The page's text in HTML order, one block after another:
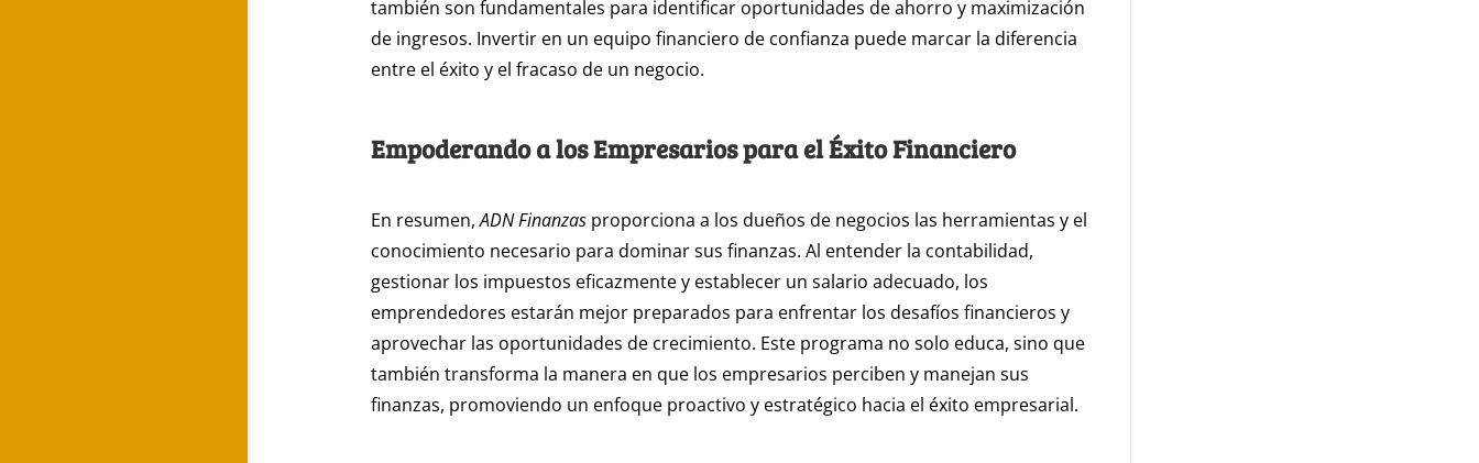
también son fundamentales para identificar oportunidades de ahorro y maximización
de ingresos. Invertir en un equipo financiero de confianza puede marcar la diferencia
entre el éxito y el fracaso de un negocio.
Empoderando a los Empresarios para el Éxito Financiero
En resumen,ADN Finanzasproporciona a los dueños de negocios las herramientas y el
conocimiento necesario para dominar sus finanzas. Al entender la contabilidad,
gestionar los impuestos eficazmente y establecer un salario adecuado, los
emprendedores estarán mejor preparados para enfrentar los desafíos financieros y
aprovechar las oportunidades de crecimiento. Este programa no solo educa, sino que
también transforma la manera en que los empresarios perciben y manejan sus
finanzas, promoviendo un enfoque proactivo y estratégico hacia el éxito empresarial.